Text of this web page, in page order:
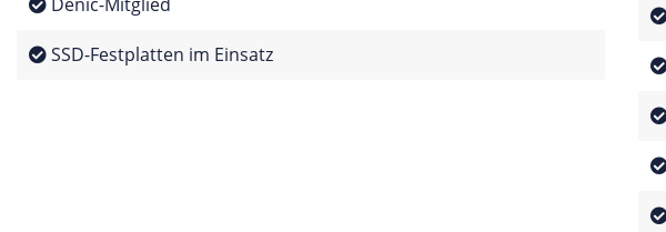
SSD-Festplatten im Einsatz